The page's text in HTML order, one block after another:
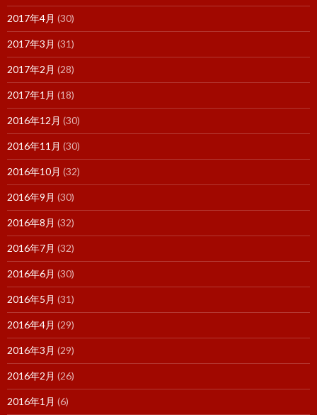
2017年4月 (30)
2017年3月 (31)
2017年2月 (28)
2017年1月 (18)
2016年12月 (30)
2016年11月 (30)
2016年10月 (32)
2016年9月 (30)
2016年8月 (32)
2016年7月 (32)
2016年6月 (30)
2016年5月 (31)
2016年4月 (29)
2016年3月 (29)
2016年2月 (26)
2016年1月 (6)